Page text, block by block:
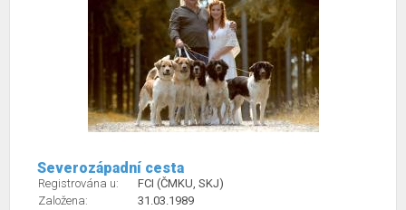
Severozápadní cesta
Registrována u:
FCI (ČMKU, SKJ)
Založena:
31.03.1989